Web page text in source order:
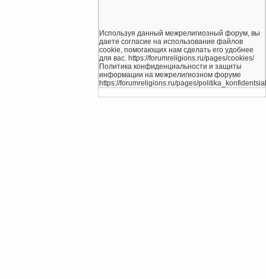
Используя данный межрелигиозный форум, вы
даете согласие на использование файлов
cookie, помогающих нам сделать его удобнее
для вас. https://forumreligions.ru/pages/cookies/
Политика конфиденциальности и защиты
информации на межрелигиозном форуме
https://forumreligions.ru/pages/